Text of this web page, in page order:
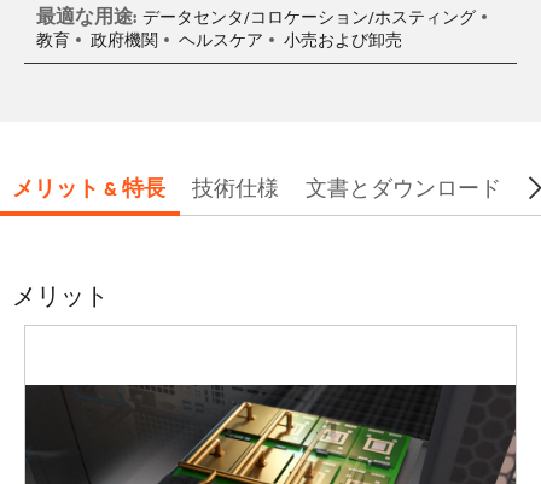
最適な用途: データセンタ/コロケーション/ホスティング
教育
政府機関 ヘルスケア 小売および卸売
メリット & 特長 技術仕様 文書とダウンロード
メリット